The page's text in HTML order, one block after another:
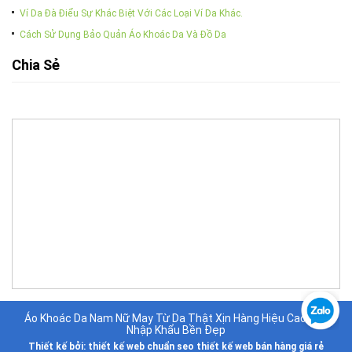
Ví Da Đà Điểu Sự Khác Biệt Với Các Loại Ví Da Khác.
Cách Sử Dụng Bảo Quản Áo Khoác Da Và Đồ Da
Chia Sẻ
Áo Khoác Da Nam Nữ May Từ Da Thật Xịn Hàng Hiệu Cao Cấp
Nhập Khẩu Bền Đẹp
Thiết kế bởi: thiết kế web chuẩn seo thiết kế web bán hàng giá rẻ